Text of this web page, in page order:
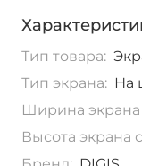
Тип товара:
Тип экрана: На
Ширина экрана
Высота экрана